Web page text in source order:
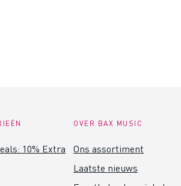
10% Extra
OVER BAX MUSIC
Ons assortiment
Laatste nieuws